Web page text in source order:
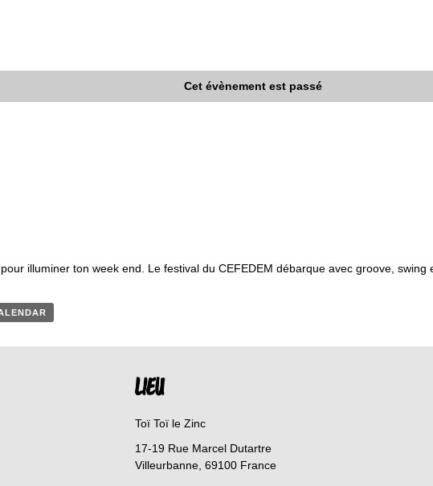
Cet évènement est passé
illuminer ton week end. Le festival du CEFEDEM débarque avec groove, swing
LIEU
Toï Toï le Zinc
17-19 Rue Marcel Dutartre
Villeurbanne 69100 France